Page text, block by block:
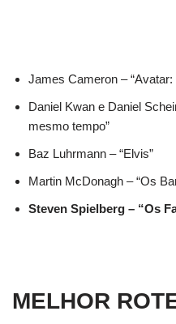
James Cameron –
Daniel Kwan e Daniel
mesmo tempo”
Baz Luhrmann – “Elvis”
Martin McDonagh – “Os
Steven Spielberg – “Os
MELHOR